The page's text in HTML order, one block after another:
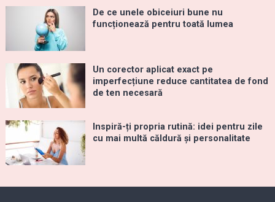
De ce unele obiceiuri bune nu
funcționează pentru toată lumea
Un corector aplicat exact pe
imperfecțiune reduce cantitatea de fond
de ten necesară
Inspiră-ți propria rutină: idei pentru zile
cu mai multă căldură și personalitate